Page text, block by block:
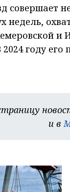
совершает
недель,
и
году
и в